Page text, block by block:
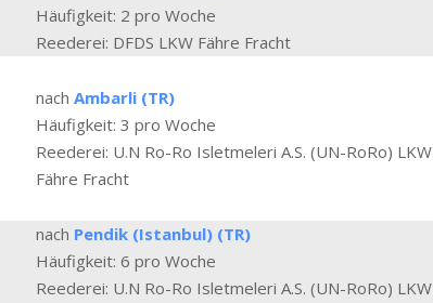
Häufigkeit: 2 pro Woche
Reederei: DFDS LKW Fähre Fracht
nach Ambarli (TR)
Häufigkeit: 3 pro Woche
Reederei: U.N Ro-Ro Isletmeleri A.S. (UN-RoRo) LKW
Fähre Fracht
nach Pendik (Istanbul) (TR)
Häufigkeit: 6 pro Woche
Reederei: U.N Ro-Ro Isletmeleri A.S. (UN-RoRo) LKW